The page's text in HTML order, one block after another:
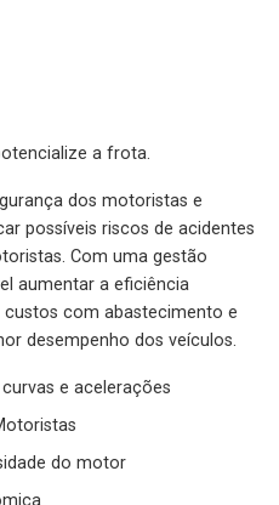
a frota.
dos motoristas e
possíveis riscos de acidentes
Com uma gestão
aumentar a eficiência
com abastecimento e
desempenho dos veículos.
e acelerações
do motor